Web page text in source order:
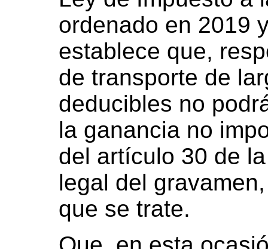
ordenado en 2019
establece que,
de transporte de
deducibles no
la ganancia no
del artículo 30 de
legal del
que se trate.